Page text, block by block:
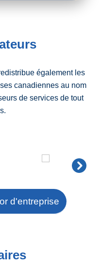
également les
canadiennes au nom
de services de tout
d'entreprise